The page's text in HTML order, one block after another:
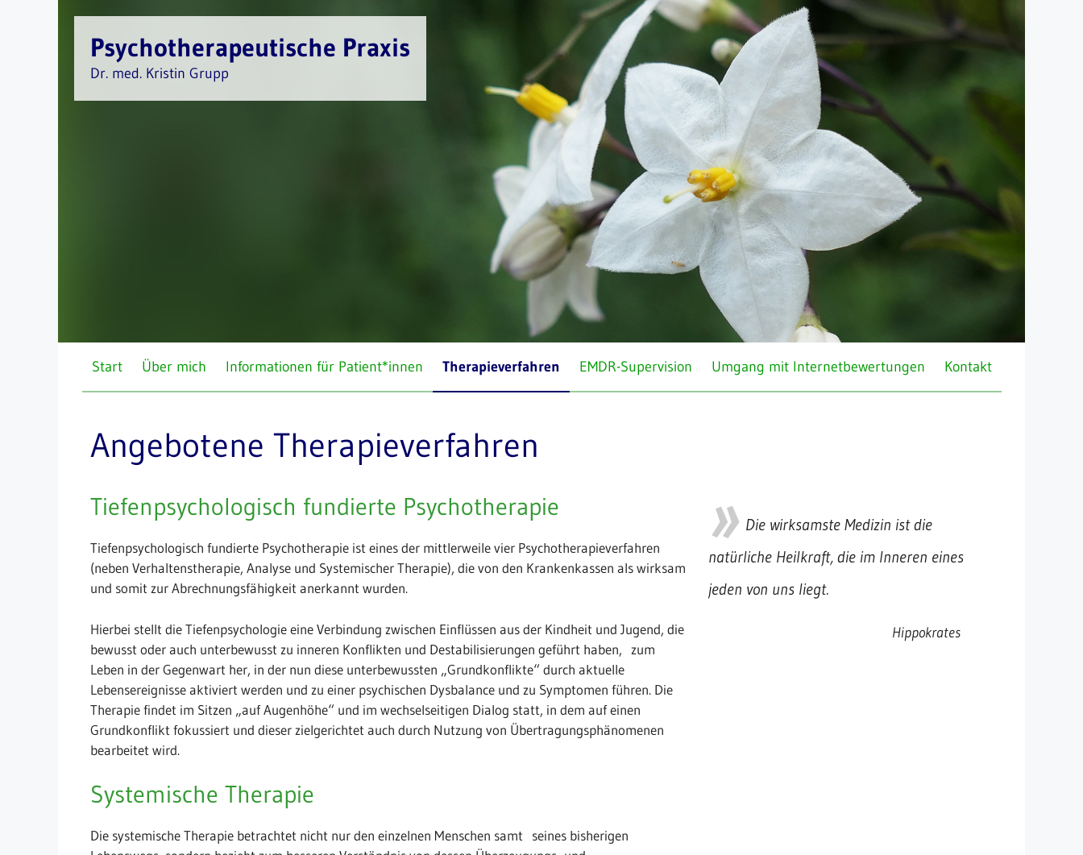
Psychotherapeutische Praxis
Dr. med. Kristin Grupp
Start Über mich Informationen für Patient*innen Therapieverfahren EMDR-Supervision Umgang mit Internetbewertungen Kontakt
Angebotene Therapieverfahren
Tiefenpsychologisch fundierte Psychotherapie
Tiefenpsychologisch fundierte Psychotherapie ist eines der mittlerweile vier Psychotherapieverfahren
(neben Verhaltenstherapie, Analyse und Systemischer Therapie), die von den Krankenkassen als wirksam
und somit zur Abrechnungsfähigkeit anerkannt wurden.
Hierbei stellt die Tiefenpsychologie eine Verbindung zwischen Einflüssen aus der Kindheit und Jugend, die
bewusst oder auch unterbewusst zu inneren Konflikten und Destabilisierungen geführt haben, zum
Leben in der Gegenwart her, in der nun diese unterbewussten „Grundkonflikte“ durch aktuelle
Lebensereignisse aktiviert werden und zu einer psychischen Dysbalance und zu Symptomen führen. Die
Therapie findet im Sitzen „auf Augenhöhe“ und im wechselseitigen Dialog statt, in dem auf einen
Grundkonflikt fokussiert und dieser zielgerichtet auch durch Nutzung von Übertragungsphänomenen
bearbeitet wird.
Systemische Therapie
Die systemische Therapie betrachtet nicht nur den einzelnen Menschen samt seines bisherigen
Die wirksamste Medizin ist die
natürliche Heilkraft, die im Inneren eines
jeden von uns liegt.
Hippokrates